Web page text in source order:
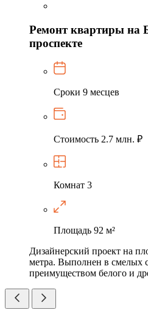
Ремонт квартиры на
проспекте
Сроки 9 месцев
Стоимость 2.7 млн. ₽
Комнат 3
Площадь 92 м²
Дизайнерский проект на
метра. Выполнен в смелых
преимуществом белого и